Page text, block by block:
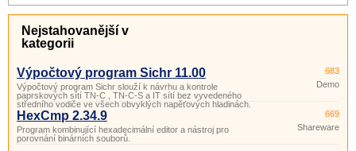
Nejstahovanější v
kategorii
Výpočtový program Sichr 11.00
Výpočtový program Sichr slouží k návrhu a kontrole
paprskových sítí TN-C , TN-C-S a IT sítí bez vyvedeného
středního vodiče ve všech obvyklých napěťových hladinách.
683
Demo
HexCmp 2.34.9
Program kombinující hexadecimální editor a nástroj pro
porovnání binárních souborů.
669
Shareware